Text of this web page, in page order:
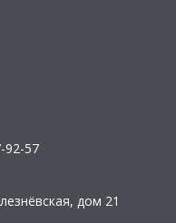
92-57
дом 21